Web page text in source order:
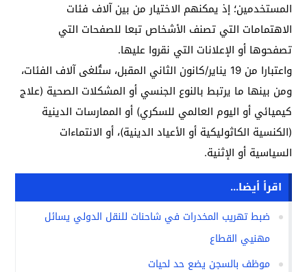
المستخدمين؛ إذ يمكنهم الاختيار من بين آلاف فئات
الاهتمامات التي تصنف الأشخاص تبعا للصفحات التي
تصفحوها أو الإعلانات التي نقروا عليها.
واعتبارا من 19 يناير/كانون الثاني المقبل، ستُلغى آلاف الفئات،
ومن بينها ما يرتبط بالنوع الجنسي أو المشكلات الصحية (علاج
كيميائي أو اليوم العالمي للسكري) أو الممارسات الدينية
(الكنسية الكاثوليكية أو الأعياد الدينية)، أو الانتماءات
السياسية أو الإثنية.
اقرأ أيضا...
ضبط تهريب المخدرات في شاحنات للنقل الدولي يسائل
مهنيي القطاع
موظف بالسجن يضع حد لحيات